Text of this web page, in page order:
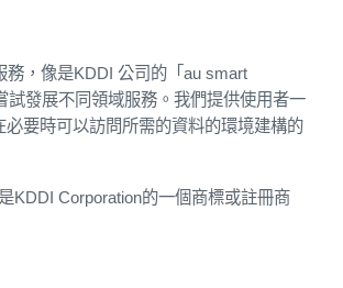
務，像是KDDI 公司的「au smart
試發展不同領域服務。我們提供使用者一
必要時可以訪問所需的資料的環境建構的
KDDI Corporation的一個商標或註冊商